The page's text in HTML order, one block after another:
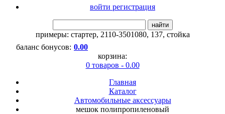
войти регистрация
найти
примеры: стартер, 2110-3501080, 137, стойка
баланс бонусов: 0.00
корзина:
0 товаров - 0.00
Главная
Каталог
Автомобильные аксессуары
мешок полипропиленовый